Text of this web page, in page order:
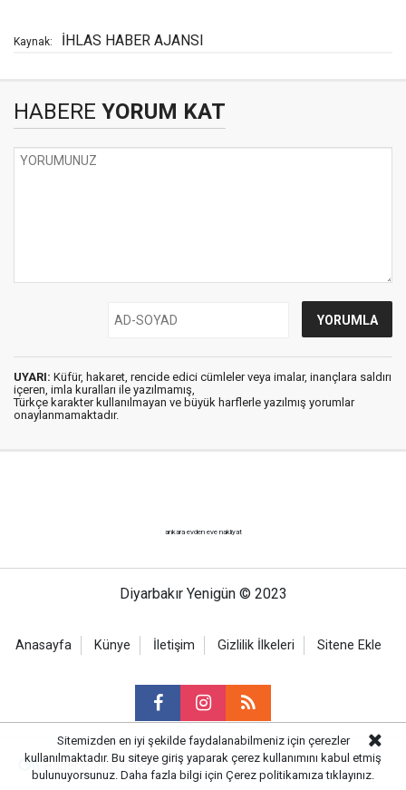
Kaynak: İHLAS HABER AJANSI
HABERE YORUM KAT
UYARI: Küfür, hakaret, rencide edici cümleler veya imalar, inançlara saldırı
içeren, imla kuralları ile yazılmamış,
Türkçe karakter kullanılmayan ve büyük harflerle yazılmış yorumlar
onaylanmamaktadır.
ankara evden eve nakliyat
Diyarbakır Yenigün © 2023
Anasayfa Künye İletişim Gizlilik İlkeleri Sitene Ekle
Haber Portalı Yazılımı
Sitemizden en iyi şekilde faydalanabilmeniz için çerezler
kullanılmaktadır. Bu siteye giriş yaparak çerez kullanımını kabul etmiş
bulunuyorsunuz. Daha fazla bilgi için Çerez politikamıza tıklayınız.